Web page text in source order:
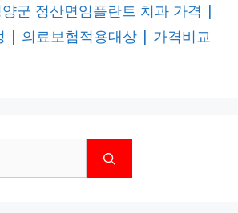
군 정산면임플란트 치과 가격 |
| 의료보험적용대상 | 가격비교